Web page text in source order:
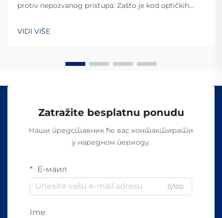
protiv nepozvanog pristupa: Zašto je kod optičkih
kod optičkih kablova toliko teško provaliti u njihov
sistem je zato što oni prenose podatke putem
VIDI VIŠE
Zatražite besplatnu ponudu
Наши представник ће вас контактирати
у наредном периоду.
Е-маил
0/100
Ime